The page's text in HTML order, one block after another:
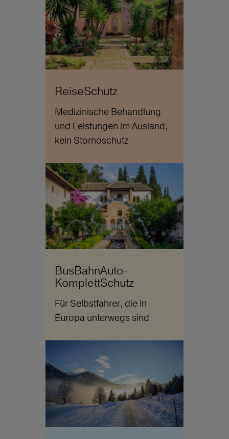
ReiseSchutz
Medizinische Behandlung
und Leistungen im Ausland,
kein Stornoschutz
BusBahnAuto-
KomplettSchutz
Für Selbstfahrer, die in
Europa unterwegs sind